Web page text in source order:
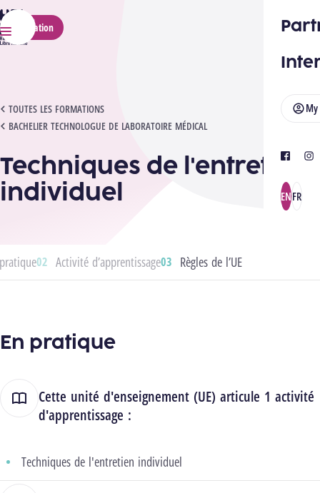
HELMo
Menu
My
facebook
ENFR
Application
TOUTES LES FORMATIONS
BACHELIER TECHNOLOGUE DE LABORATOIRE MÉDICAL
TECHNIQUES DE L'ENTRETIEN INDIVIDUEL
Techniques de l'entretien
individuel
Activité d’apprentissage Règles de l’UE
En pratique
Cette unité d'enseignement (UE) articule 1 activité
d'apprentissage :
Techniques de l'entretien individuel